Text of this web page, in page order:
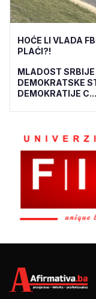
HOĆE LI VLADA
PLAĆI?!
MLADOST
DEMOKRATSKE
DEMOKRATIJE C...